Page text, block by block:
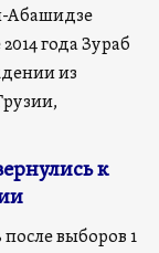
Абашидзе
года Зураб
из
к
после выборов 1